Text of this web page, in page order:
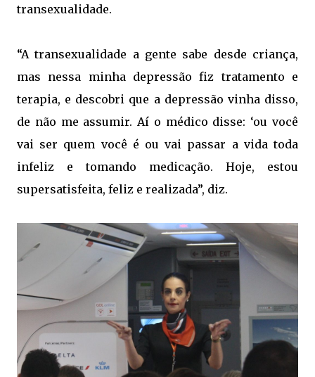
transexualidade.
“A transexualidade a gente sabe desde criança,
mas nessa minha depressão fiz tratamento e
terapia, e descobri que a depressão vinha disso,
de não me assumir. Aí o médico disse: ‘ou você
vai ser quem você é ou vai passar a vida toda
infeliz e tomando medicação. Hoje, estou
supersatisfeita, feliz e realizada”, diz.